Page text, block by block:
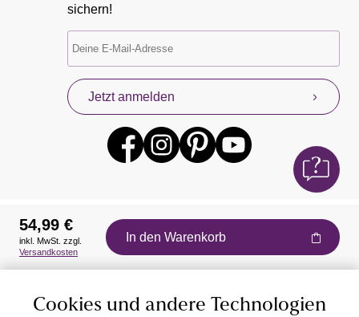
sichern!
Jetzt anmelden
Auszeichnungen
54,99 €
inkl. MwSt. zzgl.
Versandkosten
In den Warenkorb
Cookies und andere Technologien